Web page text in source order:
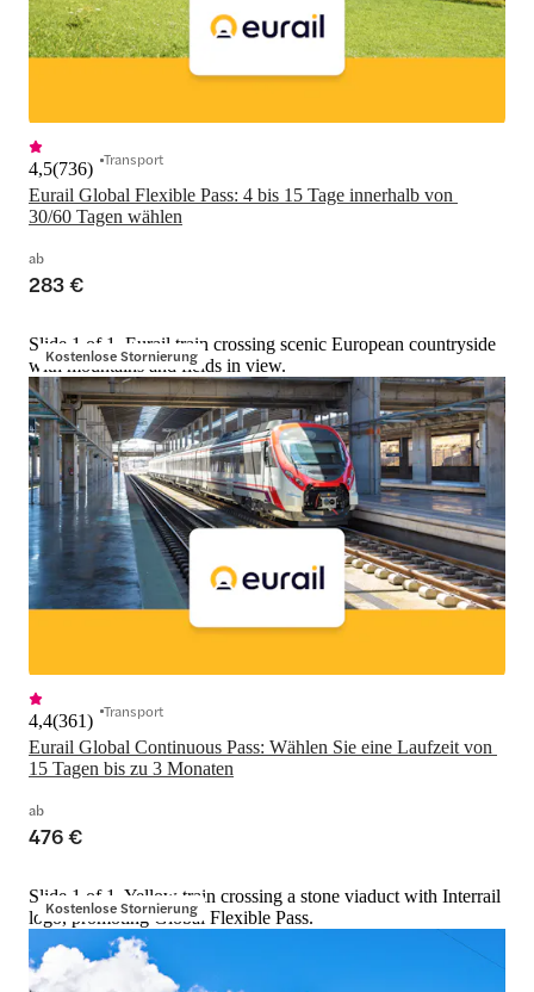
Eurail Global Flexible Pass: 4 bis 15 Tage innerhalb von
30/60 Tagen wählen
4,5(736) Transport
ab
283 €
Kostenlose Stornierung
Slide 1 of 1, Eurail train crossing scenic European countryside
with mountains and fields in view.
Eurail Global Continuous Pass: Wählen Sie eine Laufzeit von
15 Tagen bis zu 3 Monaten
4,4(361) Transport
ab
476 €
Kostenlose Stornierung
Slide 1 of 1, Yellow train crossing a stone viaduct with Interrail
logo, promoting Global Flexible Pass.